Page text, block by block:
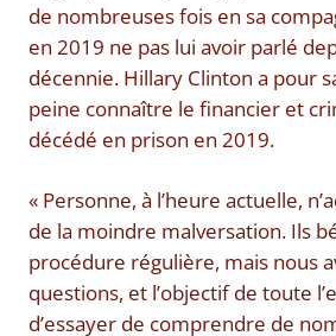
de nombreuses fois en sa
en 2019 ne pas lui avoir parlé
décennie. Hillary Clinton a pour
peine connaître le financier et
décédé en prison en 2019.
« Personne, à l’heure actuelle,
de la moindre malversation. Ils
procédure régulière, mais nous
questions, et l’objectif de toute
d’essayer de comprendre de